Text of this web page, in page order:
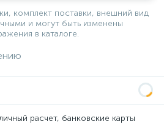
комплект поставки, внешний вид
и могут быть изменены
в каталоге.
расчет, банковские карты